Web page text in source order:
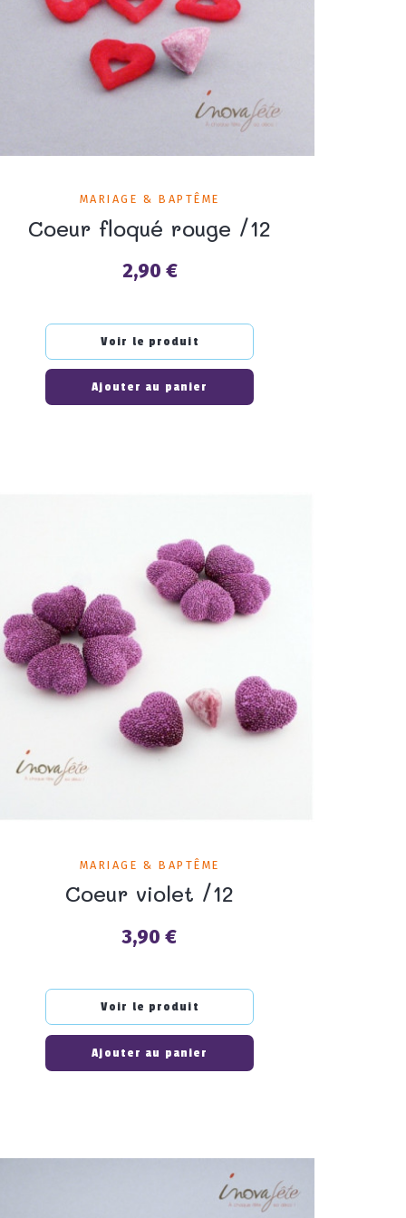
MARIAGE & BAPTÊME
Coeur floqué rouge /12
Prix
2,90 €
Voir le produit
Ajouter au panier
MARIAGE & BAPTÊME
Coeur violet /12
Prix
3,90 €
Voir le produit
Ajouter au panier